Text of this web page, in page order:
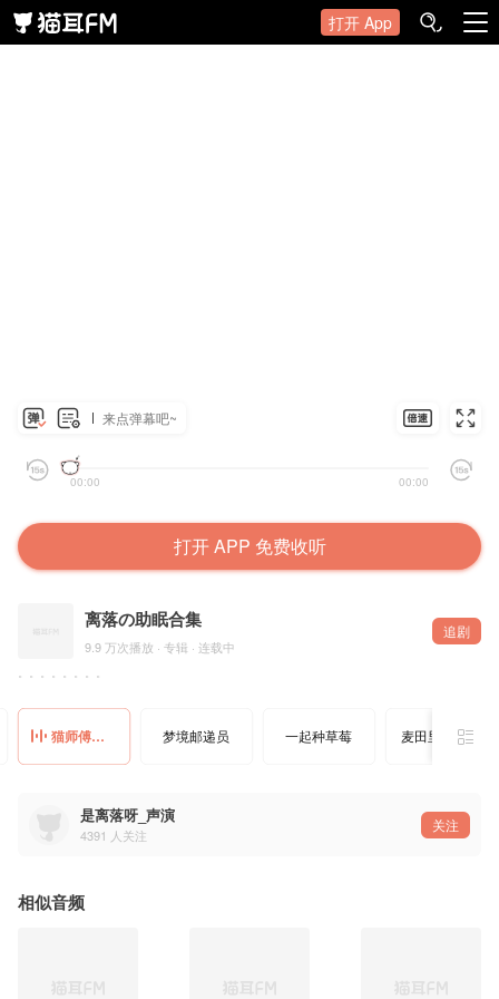
打开 App
来点弹幕吧~
00:00 00:00
打开 APP 免费收听
离落の助眠合集
9.9 万次播放 · 专辑 · 连载中
追剧
。。。。。。。。
猫师傅的海鲜面 梦境邮递员 一起种草莓 麦田里的蟋蟀
是离落呀_声演
4391 人关注
关注
相似音频